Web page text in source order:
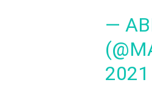
—
2021